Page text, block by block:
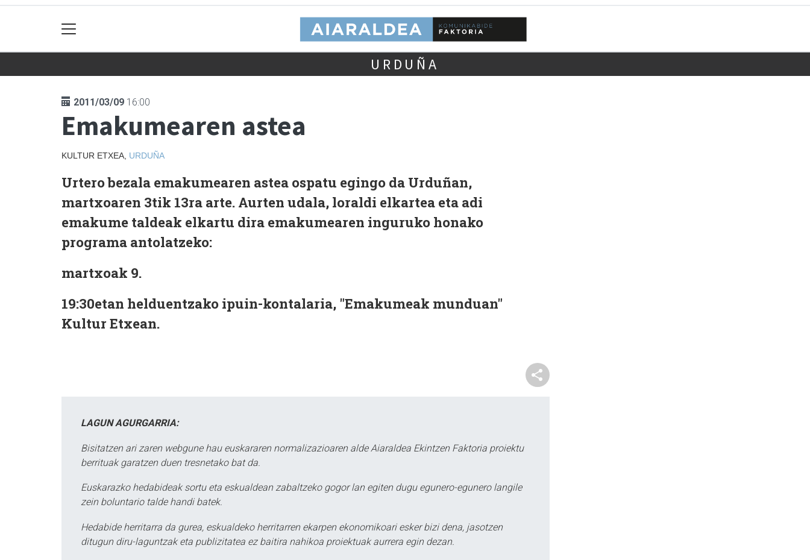
URDUÑA
2011/03/09 16:00
Emakumearen astea
KULTUR ETXEA, URDUÑA
Urtero bezala emakumearen astea ospatu egingo da Urduñan,
martxoaren 3tik 13ra arte. Aurten udala, loraldi elkartea eta adi
emakume taldeak elkartu dira emakumearen inguruko honako
programa antolatzeko:
martxoak 9.
19:30etan helduentzako ipuin-kontalaria, "Emakumeak munduan"
Kultur Etxean.
LAGUN AGURGARRIA:
Bisitatzen ari zaren webgune hau euskararen normalizazioaren alde Aiaraldea Ekintzen Faktoria proiektu
berrituak garatzen duen tresnetako bat da.
Euskarazko hedabideak sortu eta eskualdean zabaltzeko gogor lan egiten dugu egunero-egunero langile
zein boluntario talde handi batek.
Hedabide herritarra da gurea, eskualdeko herritarren ekarpen ekonomikoari esker bizi dena, jasotzen
ditugun diru-laguntzak eta publizitatea ez baitira nahikoa proiektuak aurrera egin dezan.